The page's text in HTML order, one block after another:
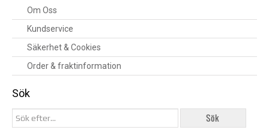
Om Oss
Kundservice
Säkerhet & Cookies
Order & fraktinformation
Sök